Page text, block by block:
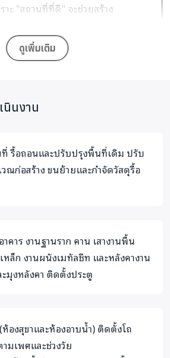
ะ "สถานที่ที่ดี" จะช่วยสร้าง
ธารณะร่วมกัน
ความแตกต่างที่สำคัญคือการ
มเข้าใจ "บริบทการใช้งานจริง"
วดล้อมที่เอื้อต่อการปรับเปลี่ยน
าเชื่อมั่นว่าสภาพแวดล้อมที่ถูก
เริ่มต้นสำคัญในการสร้างวินัยและ
ดูเพิ่มเติม
นินงาน
รื้อถอนและปรับปรุงพื้นที่เดิม ปรับ
ณก่อสร้าง ขนย้ายและกำจัดวัสดุรื้อ
าคาร งานฐานราก คาน เสางานพื้น
หล็ก งานผนังเมทัลชีท และหลังคางาน
มุงหลังคา ติดตั้งประตู
องสุขาและห้องอาบน้ำ) ติดตั้งโถ
มเพศและช่วงวัย